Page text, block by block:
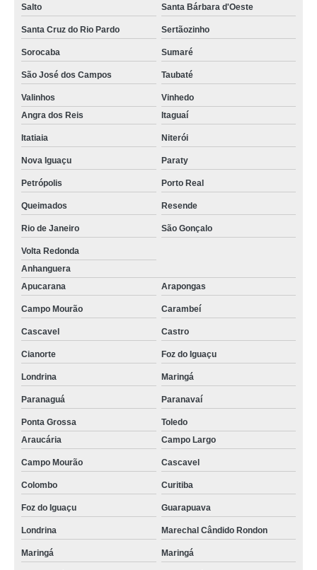
Salto Santa Bárbara d'Oeste
Santa Cruz do Rio Pardo Sertãozinho
Sorocaba Sumaré
São José dos Campos Taubaté
Valinhos
Vinhedo
Angra dos Reis
Itaguaí
Itatiaia Niterói
Nova Iguaçu Paraty
Petrópolis Porto Real
Queimados Resende
Rio de Janeiro São Gonçalo
Volta Redonda
Anhanguera
Apucarana
Arapongas
Campo Mourão Carambeí
Cascavel Castro
Cianorte Foz do Iguaçu
Londrina Maringá
Paranaguá Paranavaí
Ponta Grossa
Toledo
Araucária
Campo Largo
Campo Mourão Cascavel
Colombo Curitiba
Foz do Iguaçu Guarapuava
Londrina Marechal Cândido Rondon
Maringá Maringá